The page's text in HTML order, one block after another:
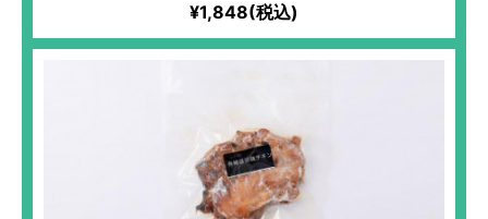
¥1,848(税込)